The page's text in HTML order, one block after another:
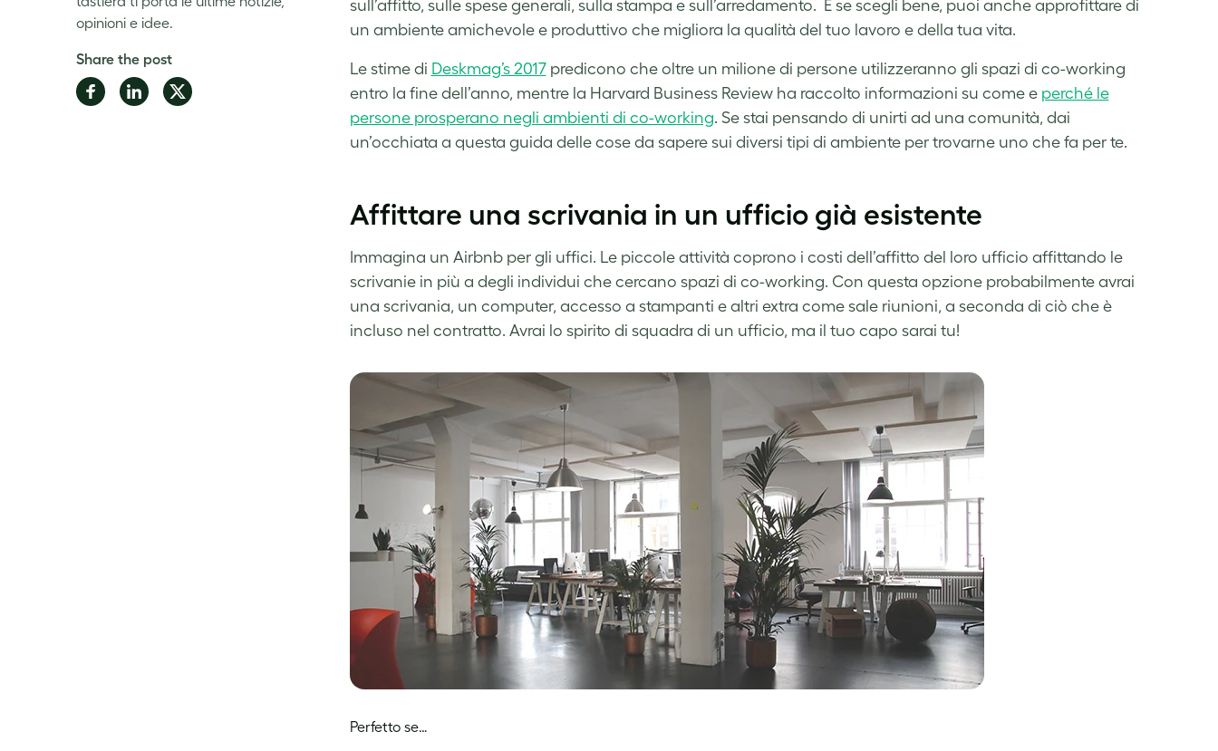
sull’affitto, sulle spese generali, sulla stampa e sull’arredamento. E se scegli bene, puoi anche approfittare di
un ambiente amichevole e produttivo che migliora la qualità del tuo lavoro e della tua vita.
Le stime di Deskmag’s 2017predicono che oltre un milione di persone utilizzeranno gli spazi di co-working
entro la fine dell’anno, mentre la Harvard Business Review ha raccolto informazioni su come e perché le
persone prosperano negli ambienti di co-working. Se stai pensando di unirti ad una comunità, dai
un’occhiata a questa guida delle cose da sapere sui diversi tipi di ambiente per trovarne uno che fa per te.
Affittare una scrivania in un ufficio già esistente
Immagina un Airbnb per gli uffici. Le piccole attività coprono i costi dell’affitto del loro ufficio affittando le
scrivanie in più a degli individui che cercano spazi di co-working. Con questa opzione probabilmente avrai
una scrivania, un computer, accesso a stampanti e altri extra come sale riunioni, a seconda di ciò che è
incluso nel contratto. Avrai lo spirito di squadra di un ufficio, ma il tuo capo sarai tu!
Perfetto se…
opinioni e idee.
Share the post
Share Share Share